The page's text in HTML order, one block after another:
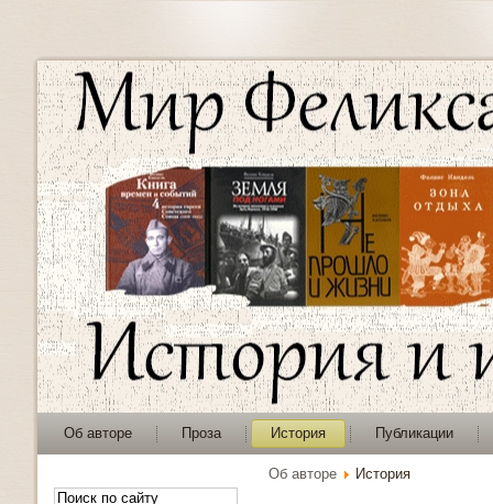
Об авторе Проза История Публикации
Об авторе История